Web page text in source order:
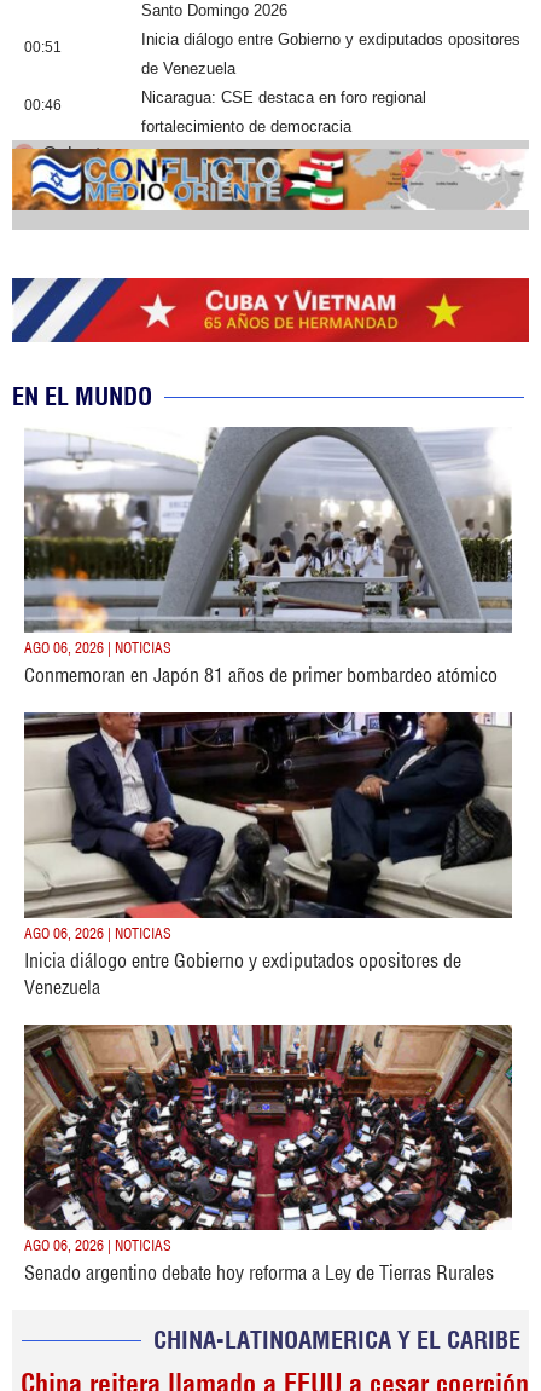
Santo Domingo 2026
00:51
Inicia diálogo entre Gobierno y exdiputados opositores
de Venezuela
00:46
Nicaragua: CSE destaca en foro regional
fortalecimiento de democracia
Cobertura
EN EL MUNDO
AGO 06, 2026 | NOTICIAS
Conmemoran en Japón 81 años de primer bombardeo atómico
AGO 06, 2026 | NOTICIAS
Inicia diálogo entre Gobierno y exdiputados opositores de
Venezuela
AGO 06, 2026 | NOTICIAS
Senado argentino debate hoy reforma a Ley de Tierras Rurales
CHINA-LATINOAMERICA Y EL CARIBE